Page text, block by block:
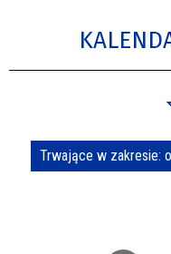
Szukana fraza
Trwające w zakresie: